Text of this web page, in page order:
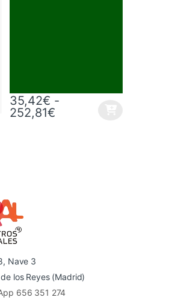
788,12€
en la página de producto
desde 128,65€ hasta
Las opciones se pueden elegir en la
35,42€ -
252,81€Rango de precios:
Este producto tiene múltiples variantes. Las
Nave 3
los Reyes (Madrid)
656 351 274